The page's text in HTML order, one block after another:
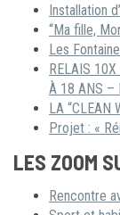
Installation
“Ma fille,
Les
RELAIS
À 18 ANS –
LA “CLEAN
Projet : «
LES ZOOM
Rencontre